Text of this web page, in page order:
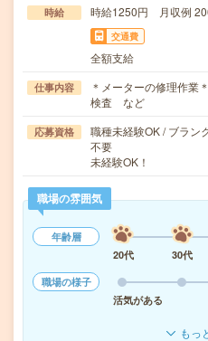
時給 時給1250円 月収例
交通費
全額支給
仕事内容
＊メーターの修理作業
検査 など
応募資格
職種未経験OK / ブラン
不要
未経験OK！
職場の雰囲気
年齢層
20代
30代
職場の様子
活気がある
もっ